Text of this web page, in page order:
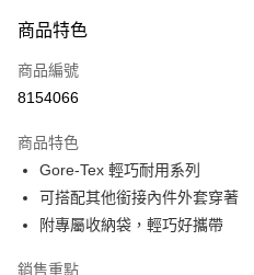
信用卡一次付款
LINE Pay
悠遊付
Google Pay
運送方式
商品特色
商品編號
8154066
商品特色
Gore-Tex 輕巧耐用系列
可搭配其他銜接內件外套穿著
附專屬收納袋，輕巧好攜帶
銷售重點